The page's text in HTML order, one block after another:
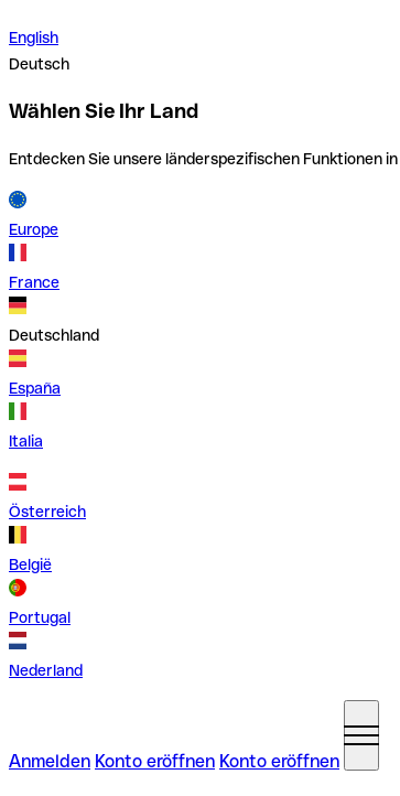
English
Deutsch
Wählen Sie Ihr Land
Entdecken Sie unsere länderspezifischen Funktionen
Europe
France
Deutschland
España
Italia
Österreich
België
Portugal
Nederland
Anmelden Konto eröffnen Konto eröffnen